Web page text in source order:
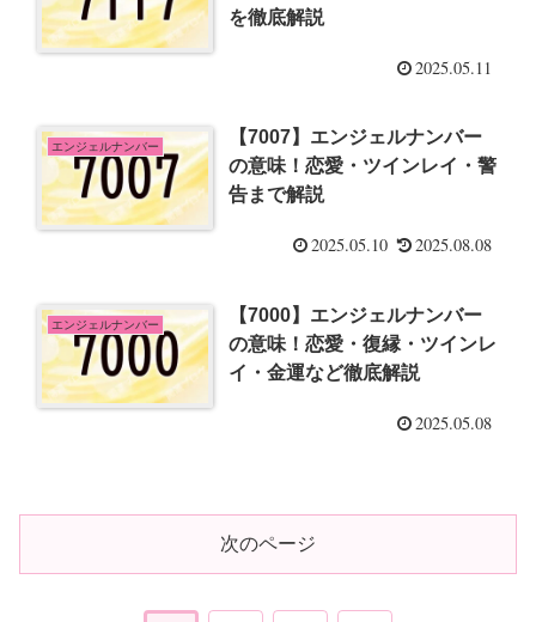
を徹底解説
2025.05.11
エンジェルナンバー
【7007】エンジェルナンバー
の意味！恋愛・ツインレイ・警
告まで解説
2025.05.10 2025.08.08
エンジェルナンバー
【7000】エンジェルナンバー
の意味！恋愛・復縁・ツインレ
イ・金運など徹底解説
2025.05.08
次のページ